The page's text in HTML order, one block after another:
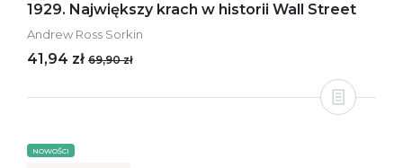
1929. Największy krach w historii Wall Street
Andrew Ross Sorkin
41,94 zł 69,90 zł
NOWOŚCI